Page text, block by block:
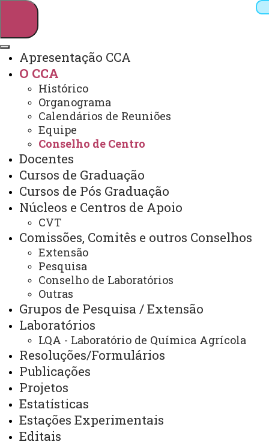
Webmail
Arquivo Virtual
Campus
Apresentação CCA
O CCA
Histórico
Organograma
Calendários de Reuniões
Equipe
Conselho de Centro
Docentes
Cursos de Graduação
Cursos de Pós Graduação
Núcleos e Centros de Apoio
CVT
Comissões, Comitês e outros Conselhos
Extensão
Pesquisa
Conselho de Laboratórios
Outras
Grupos de Pesquisa / Extensão
Laboratórios
LQA - Laboratório de Química Agrícola
Resoluções/Formulários
Publicações
Projetos
Estatísticas
Estações Experimentais
Editais
Conselho do CCA
Presidente do Conselho:
Marcela Abbado Neres – Diretora do CCA
Conselheiros docentes:
Ana Alix Mendes de Almeida Oliveira – Zootecnia
Nilton Garcia Marengoni – Zootecnia